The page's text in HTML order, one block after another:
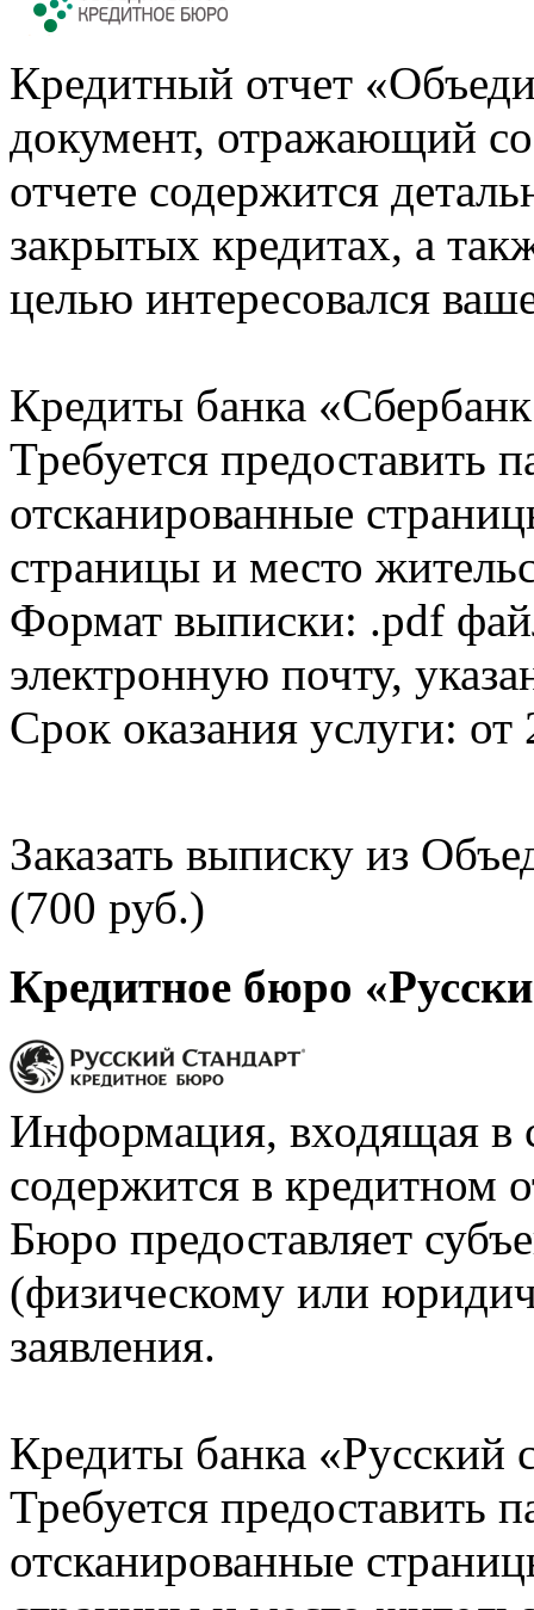
Кредитный отчет
документ, отражающий
отчете содержится
закрытых кредитах, а
целью интересовался
Кредиты банка
Требуется предоставить
отсканированные
страницы и место
Формат выписки: .pdf
электронную почту,
Срок оказания услуги: от
Заказать выписку из
(700 руб.)
Кредитное бюро
Информация, входящая в
содержится в кредитном
Бюро предоставляет
(физическому или
заявления.
Кредиты банка «Русский
Требуется предоставить
отсканированные